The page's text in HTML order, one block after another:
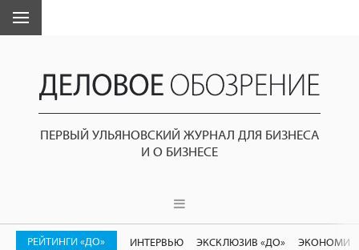
ПЕРВЫЙ УЛЬЯНОВСКИЙ ЖУРНАЛ ДЛЯ БИЗНЕСА
И О БИЗНЕСЕ
РЕЙТИНГИ «ДО» ИНТЕРВЬЮ ЭКСКЛЮЗИВ «ДО»